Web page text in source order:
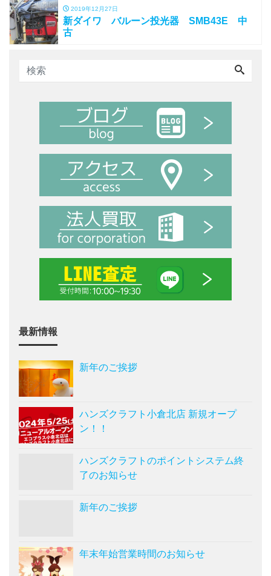
2019年12月27日
新ダイワ バルーン投光器 SMB43E 中
古
最新情報
新年のご挨拶
ハンズクラフト小倉北店 新規オープ
ン！！
ハンズクラフトのポイントシステム終
了のお知らせ
新年のご挨拶
年末年始営業時間のお知らせ